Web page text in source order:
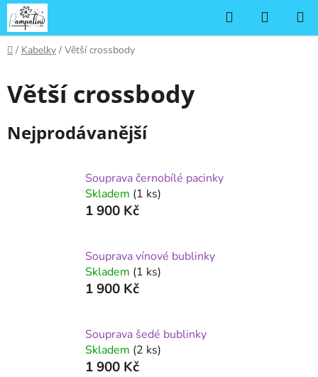
Přejít
na
obsah
Hledat
KOŠÍK
Domů
/ Kabelky / Větší crossbody
Větší crossbody
Nejprodávanější
Souprava černobílé pacinky
Skladem (1 ks)
1 900 Kč
Souprava vínové bublinky
Skladem (1 ks)
1 900 Kč
Souprava šedé bublinky
Skladem (2 ks)
1 900 Kč